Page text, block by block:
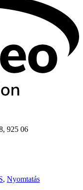
925 06
, Nyomtatás